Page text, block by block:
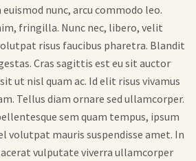
nunc, arcu commodo leo.
fringilla. Nunc nec, libero, velit
risus faucibus pharetra. Blandit
Cras sagittis est eu sit auctor
ut nisl quam ac. Id elit risus vivamus
Tellus diam ornare sed ullamcorper.
sem quam tempus, ipsum
volutpat mauris suspendisse amet. In
vulputate viverra ullamcorper